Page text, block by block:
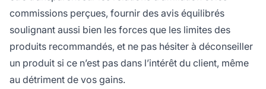
commissions perçues, fournir des avis équilibrés
soulignant aussi bien les forces que les limites des
produits recommandés, et ne pas hésiter à déconseiller
un produit si ce n’est pas dans l’intérêt du client, même
au détriment de vos gains.